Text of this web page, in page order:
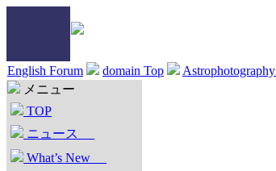
English Forum domain Top Astrophotography
メニュー
TOP
ニュース
What’s New